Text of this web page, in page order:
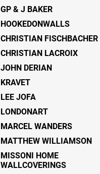
GP & J BAKER
HOOKEDONWALLS
CHRISTIAN FISCHBACHER
CHRISTIAN LACROIX
JOHN DERIAN
KRAVET
LEE JOFA
LONDONART
MARCEL WANDERS
MATTHEW WILLIAMSON
MISSONI HOME
WALLCOVERINGS